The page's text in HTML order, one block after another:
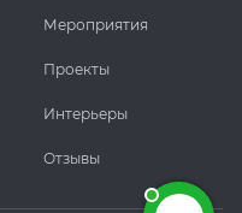
Мероприятия
Проекты
Интерьеры
Отзывы